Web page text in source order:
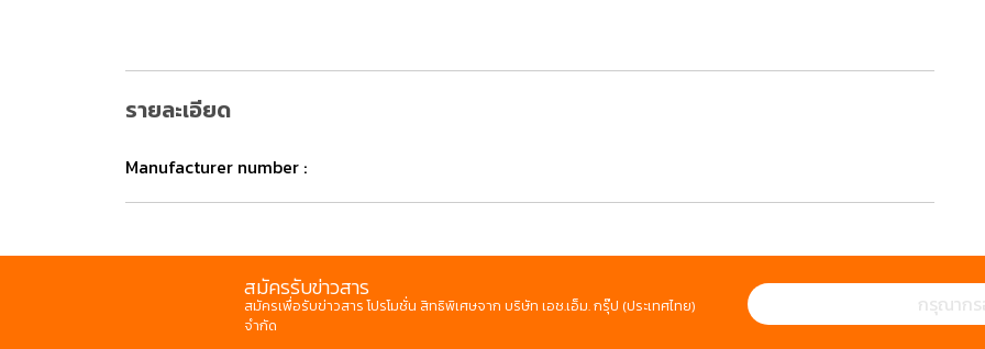
รายละเอียด
Manufacturer number :
สมัครรับข่าวสาร
สมัครเพื่อรับข่าวสาร โปรโมชั่น สิทธิพิเศษจาก บริษัท เอช.เอ็ม. กรุ๊ป (ประเทศไทย)
จำกัด